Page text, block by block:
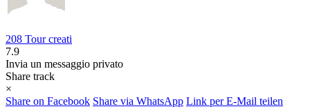
208 Tour creati
7.9
Invia un messaggio privato
Share track
×
Share on Facebook Share via WhatsApp Link per E-Mail teilen